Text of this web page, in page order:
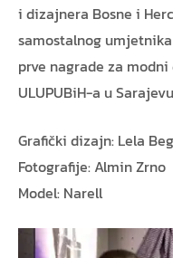
i dizajnera Bosne i
samostalnog
prve nagrade za
ULUPUBiH-a u
Grafički dizajn: Lela
Fotografije: Almin Zrno
Model: Narell